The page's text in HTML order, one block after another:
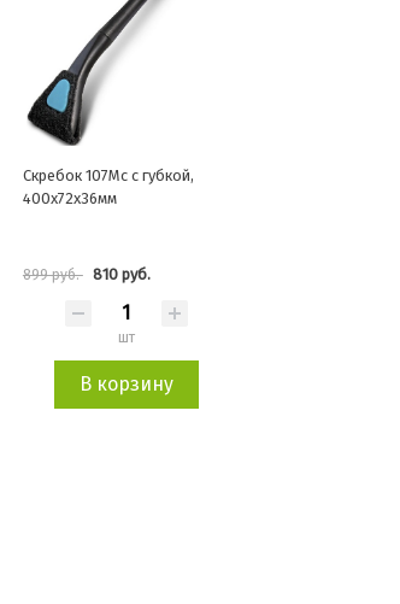
Скребок 107Mc с губкой,
400х72х36мм
899 руб. 810 руб.
шт
В корзину